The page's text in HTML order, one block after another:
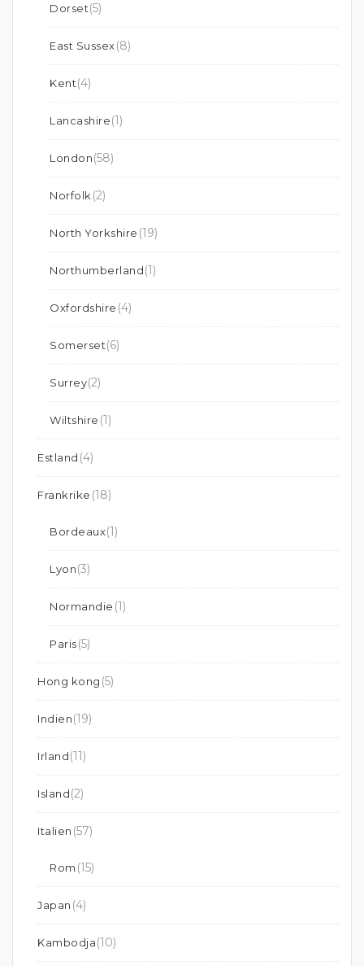
Dorset(5)
East Sussex(8)
Kent(4)
Lancashire(1)
London(58)
Norfolk (2)
North Yorkshire (19)
Northumberland(1)
Oxfordshire (4)
Somerset(6)
Surrey(2)
Wiltshire (1)
Estland (4)
Frankrike (18)
Bordeaux(1)
Lyon(3)
Normandie (1)
Paris(5)
Hong kong (5)
Indien(19)
Irland(11)
Island(2)
Italien (57)
Rom (15)
Japan (4)
Kambodja(10)